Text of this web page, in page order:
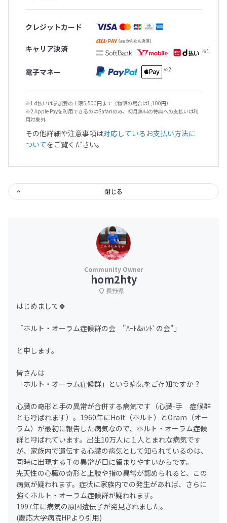
クレジットカード
キャリア決済
電子マネー
※1 d払いは参加費の上限5,500円まで（物販の場合は1,100円）
※2 Apple Payを利用できるのはSafariのみ、初月無料の特典への支払いは利
用対象外
その他詳細や注意事項は対応しているお支払い方法に
ついてをご覧ください。
閉じる
hom2hty
長野県
はじめまして🍀
「ホルト・オーラム症候群の会 "ﾊｰﾄ&ﾊﾝﾄﾞの会"」
と申します。
皆さんは
「ホルト・オーラム症候群」という病気をご存知ですか？
心臓の奇形と手の異常が合併する病気です（心臓-手 症候群
とも呼ばれます）。1960年にHolt（ホルト）とOram（オー
ラム）が最初に報告した病気なので、ホルト・オーラム症候
群と呼ばれています。出生10万人に１人とまれな病気です
が、家族内で遺伝する心臓の病気として知られているのは、
同時に出現する手の異常が目に留まりやすいからです。
先天性の心臓の奇形と上肢や指の異常が認められると、この
病気が疑われます。症状に家族内での発生があれば、さらに
強くホルト・オーラム症候群が疑われます。
1997年に病気の原因遺伝子が発見されました。
(慶応大学病院HPより引用)